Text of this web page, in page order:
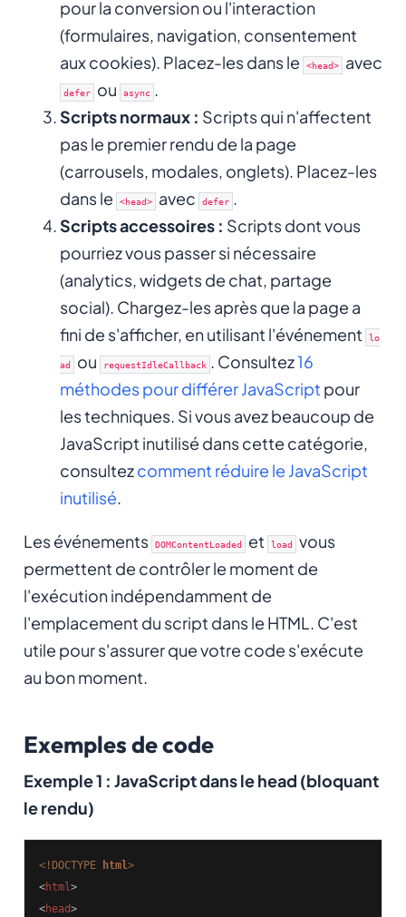
pour la conversion ou l'interaction
(formulaires, navigation, consentement
aux cookies). Placez-les dans le
<head> avec
defer ou async .
Scripts normaux : Scripts qui n'affectent
pas le premier rendu de la page
(carrousels, modales, onglets). Placez-les
dans le
<head> avec defer .
Scripts accessoires : Scripts dont vous
pourriez vous passer si nécessaire
(analytics, widgets de chat, partage
social). Chargez-les après que la page a
fini de s'afficher, en utilisant l'événement
lo
ad ou requestIdleCallback . Consultez16
méthodes pour différer JavaScript pour
les techniques. Si vous avez beaucoup de
JavaScript inutilisé dans cette catégorie,
consultezcomment réduire le JavaScript
inutilisé.
Les événements DOMContentLoaded et load
vous
permettent de contrôler le moment de
l'exécution indépendamment de
l'emplacement du script dans le HTML. C'est
utile pour s'assurer que votre code s'exécute
au bon moment.
Exemples de code
Exemple 1 : JavaScript dans le head (bloquant
le rendu)
<!DOCTYPE html>
<html>
<head>